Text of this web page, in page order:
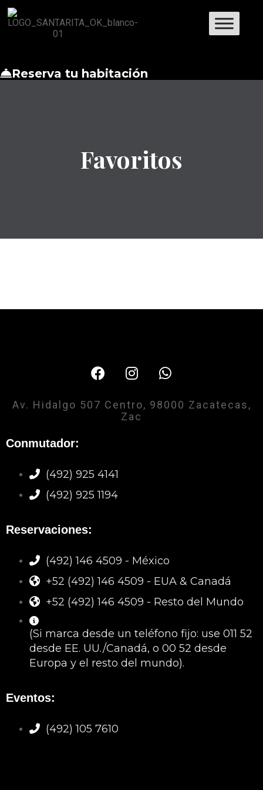
Reserva tu habitación
Favoritos
Av. Hidalgo 507 Centro, 98000 Zacatecas,
Zac
Conmutador:
(492) 925 4141
(492) 925 1194
Reservaciones:
(492) 146 4509 - México
+52 (492) 146 4509 - EUA & Canadá
+52 (492) 146 4509 - Resto del Mundo
(Si marca desde un teléfono fijo: use 011 52
desde EE. UU./Canadá, o 00 52 desde
Europa y el resto del mundo).
Eventos:
(492) 105 7610